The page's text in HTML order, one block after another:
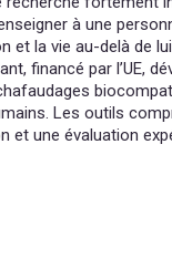
à une
et la vie au-delà de
financé par l’UE,
Les outils
et une évaluation